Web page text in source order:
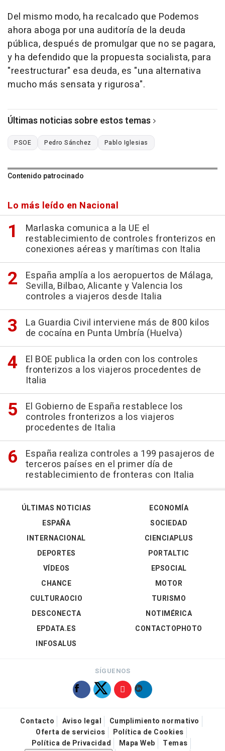
Del mismo modo, ha recalcado que Podemos
ahora aboga por una auditoría de la deuda
pública, después de promulgar que no se pagara,
y ha defendido que la propuesta socialista, para
"reestructurar" esa deuda, es "una alternativa
mucho más sensata y rigurosa".
Últimas noticias sobre estos temas
PSOE Pedro Sánchez Pablo Iglesias
Contenido patrocinado
Lo más leído en Nacional
Marlaska comunica a la UE el
restablecimiento de controles fronterizos en
conexiones aéreas y marítimas con Italia
España amplía a los aeropuertos de Málaga,
Sevilla, Bilbao, Alicante y Valencia los
controles a viajeros desde Italia
La Guardia Civil interviene más de 800 kilos
de cocaína en Punta Umbría (Huelva)
El BOE publica la orden con los controles
fronterizos a los viajeros procedentes de
Italia
El Gobierno de España restablece los
controles fronterizos a los viajeros
procedentes de Italia
España realiza controles a 199 pasajeros de
terceros países en el primer día de
restablecimiento de fronteras con Italia
ÚLTIMAS NOTICIAS
ESPAÑA
INTERNACIONAL
DEPORTES
VÍDEOS
ECONOMÍA
SOCIEDAD
CIENCIAPLUS
PORTALTIC
EPSOCIAL
CHANCE
CULTURAOCIO
DESCONECTA
EPDATA.ES
INFOSALUS
MOTOR
TURISMO
NOTIMÉRICA
CONTACTOPHOTO
SÍGUENOS
Contacto Aviso legal
Cumplimiento normativo
Oferta de servicios
Política de Cookies
Política de Privacidad
Mapa Web
Temas